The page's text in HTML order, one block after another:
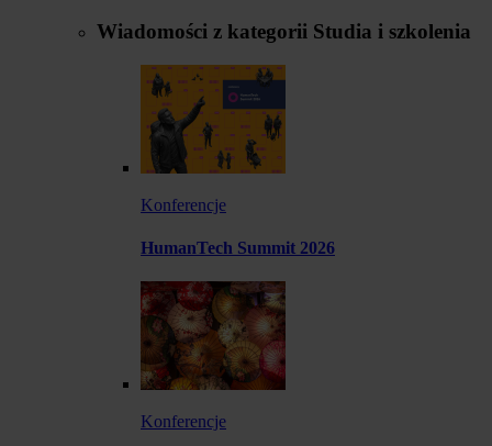
Wiadomości z kategorii Studia i szkolenia
Konferencje
HumanTech Summit 2026
Konferencje